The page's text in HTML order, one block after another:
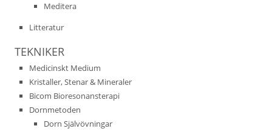
Meditera
Litteratur
TEKNIKER
Medicinskt Medium
Kristaller, Stenar & Mineraler
Bicom Bioresonansterapi
Dornmetoden
Dorn Självövningar